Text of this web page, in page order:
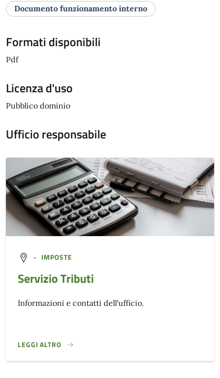
Documento funzionamento interno
Formati disponibili
Pdf
Licenza d'uso
Pubblico dominio
Ufficio responsabile
- IMPOSTE
Servizio Tributi
Informazioni e contatti dell'ufficio.
LEGGI ALTRO
}